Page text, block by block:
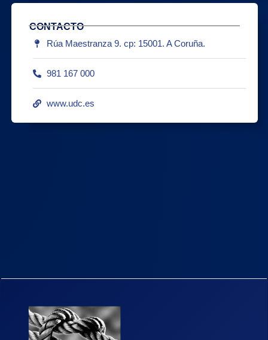
CONTACTO
Rúa Maestranza 9. cp: 15001. A Coruña.
981 167 000
www.udc.es